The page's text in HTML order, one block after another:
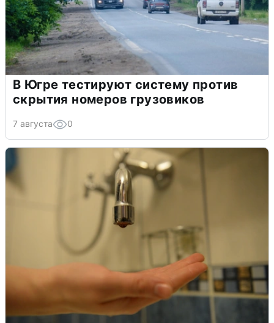
В Югре тестируют систему против
скрытия номеров грузовиков
7 августа 0